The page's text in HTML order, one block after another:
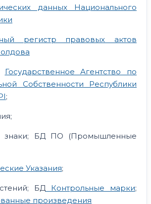
данных Национального
регистр правовых актов
Государственное Агентство по
Собственности Республики
;
знаки; БД ПО (Промышленные
Указания;
БД Контрольные марки;
произведения